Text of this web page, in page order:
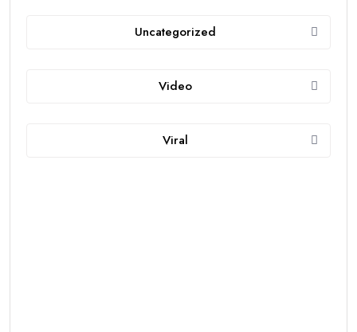
Uncategorized
Video
Viral